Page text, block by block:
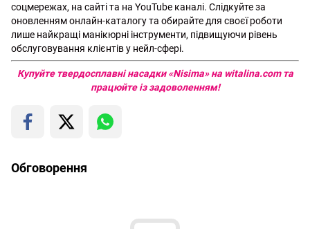
соцмережах, на сайті та на YouTube каналі. Слідкуйте за
оновленням онлайн-каталогу та обирайте для своєї роботи
лише найкращі манікюрні інструменти, підвищуючи рівень
обслуговування клієнтів у нейл-сфері.
Купуйте твердосплавні насадки «Nisima» на witalina.comта
працюйте із задоволенням!
Обговорення